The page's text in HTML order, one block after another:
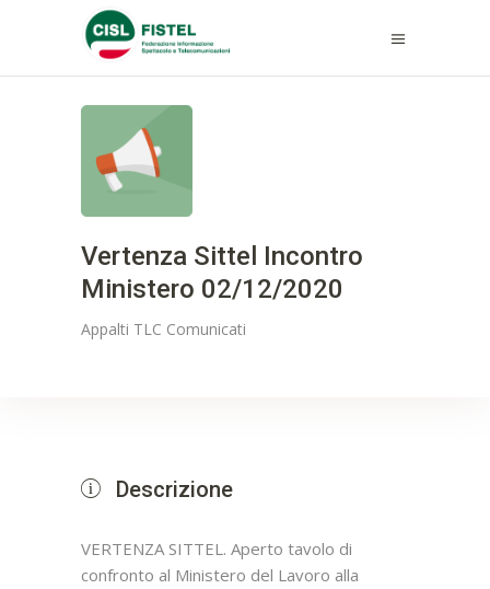
Vertenza Sittel Incontro
Ministero 02/12/2020
Appalti TLC Comunicati
Descrizione
VERTENZA SITTEL. Aperto tavolo di
confronto al Ministero del Lavoro alla